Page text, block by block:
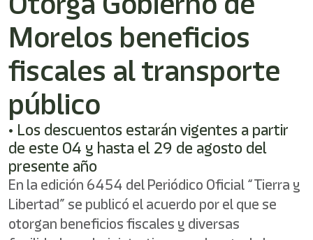
activates
the
screen
to
help
you
navigate
and
interact
with
the
content.
Morelos beneficios
fiscales al transporte
público
• Los descuentos estarán vigentes a partir
de este 04 y hasta el 29 de agosto del
presente año
En la edición 6454 del Periódico Oficial “Tierra y
Libertad” se publicó el acuerdo por el que se
otorgan beneficios fiscales y diversas